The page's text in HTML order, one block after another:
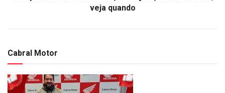
veja quando
Cabral Motor